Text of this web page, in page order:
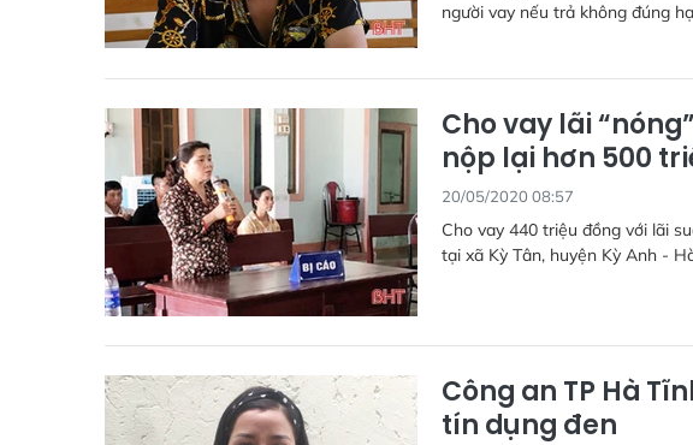
người vay nếu trả không đúng
Cho vay lãi
nộp lại hơn 500
20/05/2020 08:57
Cho vay 440 triệu đồng với lãi
tại xã Kỳ Tân, huyện Kỳ Anh -
Công an TP Hà
tín dụng đen